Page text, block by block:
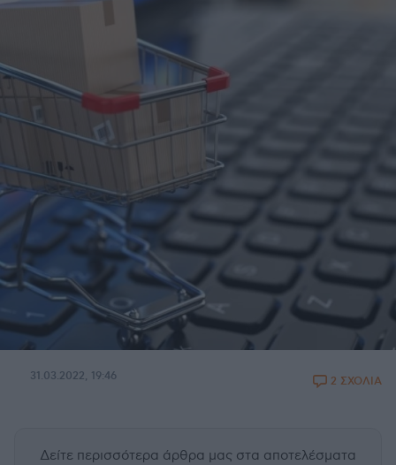
31.03.2022, 19:46 2 ΣΧΟΛΙΑ
Δείτε περισσότερα άρθρα μας στα αποτελέσματα